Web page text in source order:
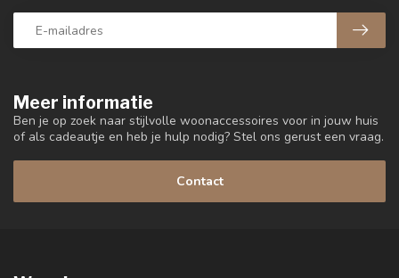
Meer informatie
Ben je op zoek naar stijlvolle woonaccessoires voor in jouw huis
of als cadeautje en heb je hulp nodig? Stel ons gerust een vraag.
Contact